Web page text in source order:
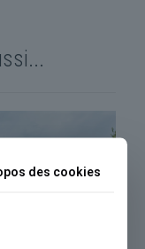
des cookies